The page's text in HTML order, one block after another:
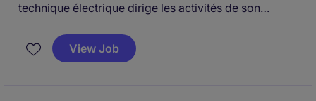
technique électrique dirige les activités de son
l'organisation. Il assure le développement des
équipes, l'excellence technique et l'intégration des
View Job